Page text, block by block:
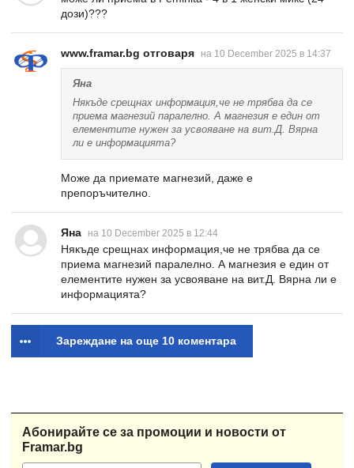
дози)???
www.framar.bg отговаря на 10 December 2025 в 14:37
Яна
Някъде срещнах информация,че не трябва да се
приема магнезий паралелно. А магнезия е един от
елементите нужен за усвояване на вит.Д. Вярна
ли е информацията?
Може да приемате магнезий, даже е
препоръчително.
Яна на 10 December 2025 в 12:44
Някъде срещнах информация,че не трябва да се
приема магнезий паралелно. А магнезия е един от
елементите нужен за усвояване на вит.Д. Вярна ли е
информацията?
Зареждане на още 10 коментара
Абонирайте се за промоции и новости от
Framar.bg